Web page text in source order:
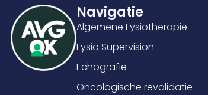
Navigatie
Algemene Fysiotherapie
Fysio Supervision
Echografie
Oncologische revalidatie